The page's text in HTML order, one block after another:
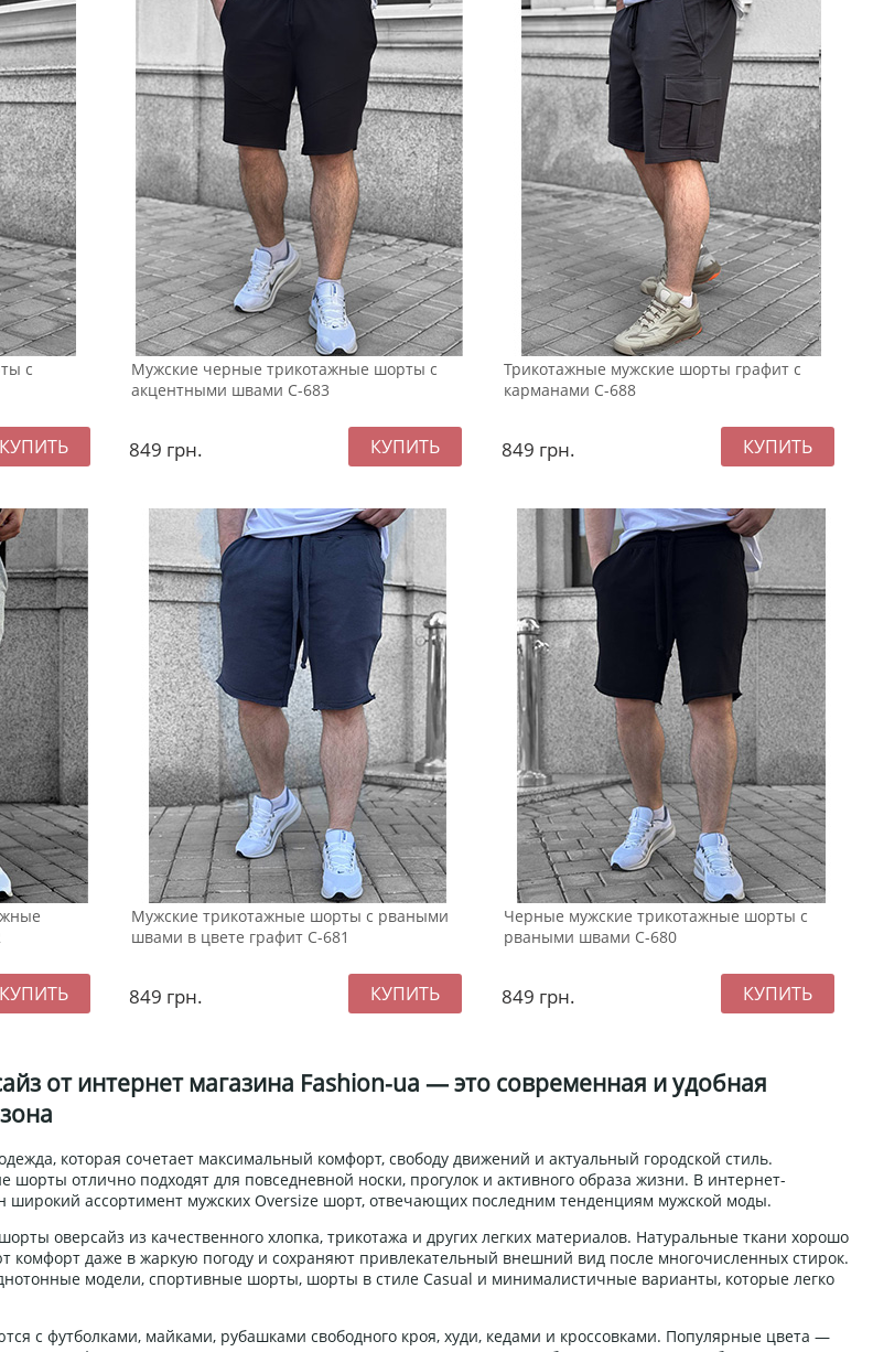
с
Мужские черные трикотажные шорты с
акцентными швами С-683
849 грн.
Трикотажные мужские шорты графит с
карманами С-688
849 грн.
Мужские трикотажные шорты с рваными
швами в цвете графит С-681
849 грн.
Черные мужские трикотажные шорты с
рваными швами С-680
849 грн.
от интернет магазина Fashion-ua — это современная и удобная
которая сочетает максимальный комфорт, свободу движений и актуальный городской стиль.
шорты отлично подходят для повседневной носки, прогулок и активного образа жизни. В интернет-
широкий ассортимент мужских Oversize шорт, отвечающих последним тенденциям мужской моды.
оверсайз из качественного хлопка, трикотажа и других легких материалов. Натуральные ткани хорошо
комфорт даже в жаркую погоду и сохраняют привлекательный внешний вид после многочисленных стирок.
модели, спортивные шорты, шорты в стиле Casual и минималистичные варианты, которые легко
с футболками, майками, рубашками свободного кроя, худи, кедами и кроссовками. Популярные цвета —